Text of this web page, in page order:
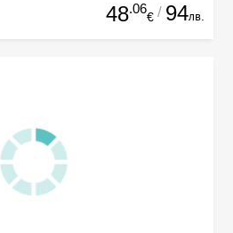
48.06
€ / 94лв.